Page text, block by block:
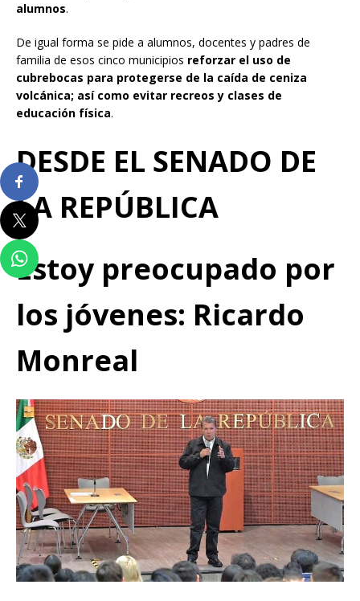
alumnos.
De igual forma se pide a alumnos, docentes y padres de
familia de esos cinco municipios reforzar el uso de
cubrebocas para protegerse de la caída de ceniza
volcánica; así como evitar recreos y clases de
educación física.
DESDE EL SENADO DE
LA REPÚBLICA
Estoy preocupado por
los jóvenes: Ricardo
Monreal